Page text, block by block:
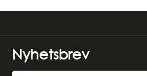
Nyhetsbrev